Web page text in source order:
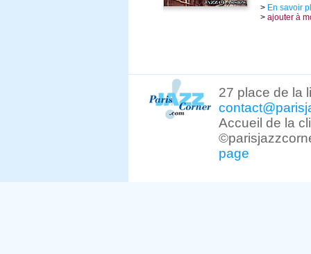
> En savoir
> ajouter à
27 place de la
Accueil de la
page